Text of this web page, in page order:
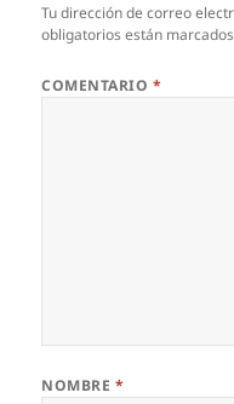
Tu dirección de correo
obligatorios están
COMENTARIO *
NOMBRE *